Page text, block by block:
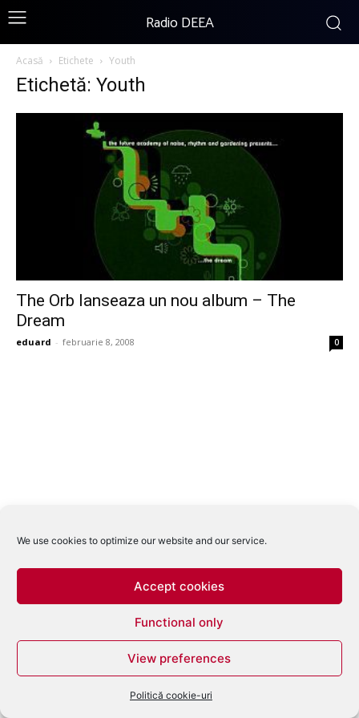
We use cookies to optimize our website and our service.
Accept cookies
Functional only
View preferences
Politică cookie-uri
Radio DEEA
Acasă Etichete Youth
Etichetă: Youth
The Orb lanseaza un nou album – The
Dream
eduard - februarie 8, 2008 0